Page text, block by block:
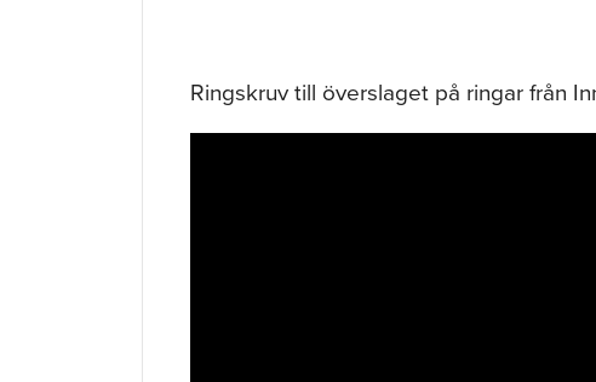
Ringskruv till överslaget på ringar från